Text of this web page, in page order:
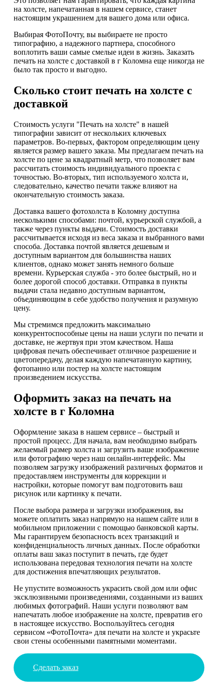
на холсте, напечатанная в нашем сервисе, станет
настоящим украшением для вашего дома или офиса.
Выбирая ФотоПочту, вы выбираете не просто
типографию, а надежного партнера, способного
воплотить ваши самые смелые идеи в жизнь. Заказать
печать на холсте с доставкой в г Коломна еще никогда не
было так просто и выгодно.
Сколько стоит печать на холсте с
доставкой
Стоимость услуги "Печать на холсте" в нашей
типографии зависит от нескольких ключевых
параметров. Во-первых, фактором определяющим цену
является размер вашего заказа. Мы предлагаем печать на
холсте по цене за квадратный метр, что позволяет вам
рассчитать стоимость индивидуального проекта с
точностью. Во-вторых, тип используемого холста и,
следовательно, качество печати также влияют на
окончательную стоимость заказа.
Доставка вашего фотохолста в Коломну доступна
несколькими способами: почтой, курьерской службой, а
также через пункты выдачи. Стоимость доставки
рассчитывается исходя из веса заказа и выбранного вами
способа. Доставка почтой является дешевым и
доступным вариантом для большинства наших
клиентов, однако может занять немного больше
времени. Курьерская служба - это более быстрый, но и
более дорогой способ доставки. Отправка в пункты
выдачи стала недавно доступным вариантом,
объединяющим в себе удобство получения и разумную
цену.
Мы стремимся предложить максимально
конкурентоспособные цены на наши услуги по печати и
доставке, не жертвуя при этом качеством. Наша
цифровая печать обеспечивает отличное разрешение и
цветопередачу, делая каждую напечатанную картину,
фотопанно или постер на холсте настоящим
произведением искусства.
Оформить заказ на печать на
холсте в г Коломна
Оформление заказа в нашем сервисе – быстрый и
простой процесс. Для начала, вам необходимо выбрать
желаемый размер холста и загрузить ваше изображение
или фотографию через наш онлайн-интерфейс. Мы
позволяем загрузку изображений различных форматов и
предоставляем инструменты для коррекции и
настройки, которые помогут вам подготовить ваш
рисунок или картинку к печати.
После выбора размера и загрузки изображения, вы
можете оплатить заказ напрямую на нашем сайте или в
мобильном приложении с помощью банковской карты.
Мы гарантируем безопасность всех транзакций и
конфиденциальность личных данных. После обработки
оплаты ваш заказ поступит в печать, где будет
использована передовая технология печати на холсте
для достижения впечатляющих результатов.
Не упустите возможность украсить свой дом или офис
эксклюзивными произведениями, созданными из ваших
любимых фотографий. Наши услуги позволяют вам
напечатать любое изображение на холсте, превратив его
в настоящее искусство. Воспользуйтесь сегодня
сервисом «ФотоПочта» для печати на холсте и украсьте
свои стены особенными памятными моментами.
Сделать заказ